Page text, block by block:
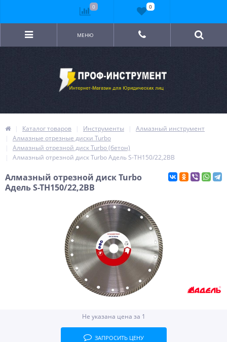
МЕНЮ
Каталог товаров Инструменты
Алмазный инструмент
Алмазные отрезные диски Turbo
Алмазный отрезной диск Turbo (бетон)
Алмазный отрезной диск Turbo Адель S-TH150/22,2BB
Алмазный отрезной диск Turbo
Адель S-TH150/22,2BB
Не указана цена за 1
ЗАПРОСИТЬ ЦЕНУ
0 0